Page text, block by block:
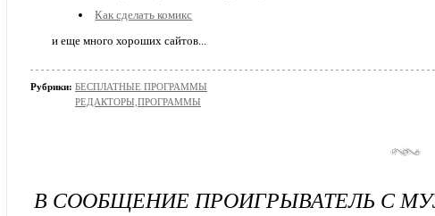
Как сделать комикс
и еще много хороших сайтов...
Рубрики: БЕСПЛАТНЫЕ ПРОГРАММЫ
РЕДАКТОРЫ,ПРОГРАММЫ
В СООБЩЕНИЕ ПРОИГРЫВАТЕЛЬ С